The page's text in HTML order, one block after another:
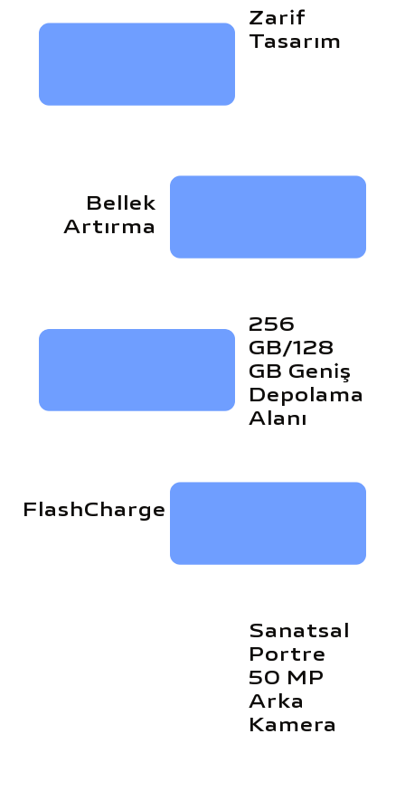
Zarif
Tasarım
Bellek
Artırma
256
GB/128
GB Geniş
Depolama
Alanı
FlashCharge
Sanatsal
Portre
50 MP
Arka
Kamera